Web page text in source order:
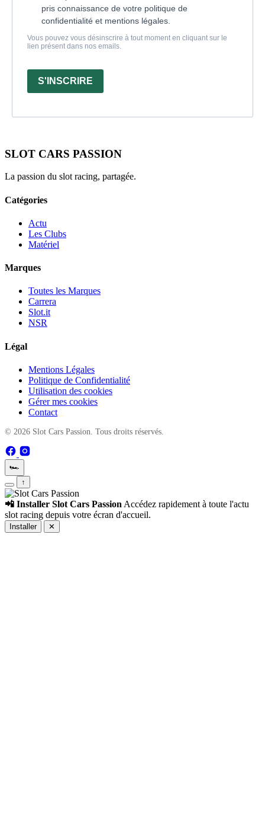
pris connaissance de votre politique de
confidentialité et mentions légales.
Vous pouvez vous désinscrire à tout moment en cliquant sur le
lien présent dans nos emails.
S'INSCRIRE
SLOT CARS PASSION
La passion du slot racing, partagée.
Catégories
Actu
Les Clubs
Matériel
Marques
Toutes les Marques
Carrera
Slot.it
NSR
Légal
Mentions Légales
Politique de Confidentialité
Utilisation des cookies
Gérer mes cookies
Contact
© 2026 Slot Cars Passion. Tous droits réservés.
🏎️
↑
📲 Installer Slot Cars Passion Accédez rapidement à toute l'actu
slot racing depuis votre écran d'accueil.
Installer ✕